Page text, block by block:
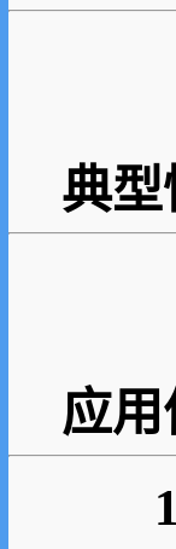
典型
应用